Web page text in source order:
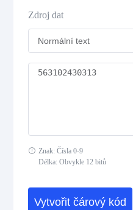
Deutsche Post Identcode
USPS PLANET
USPS POSTNET
Zdroj dat
Znak: Čísla 0-9
Délka: Obvykle 12 bitů
Vytvořit čárový kód